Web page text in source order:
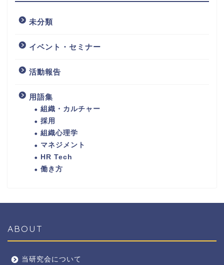
未分類
イベント・セミナー
活動報告
用語集
組織・カルチャー
採用
組織心理学
マネジメント
HR Tech
働き方
ABOUT
当研究会について